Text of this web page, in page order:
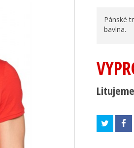
Pánské
bavlna.